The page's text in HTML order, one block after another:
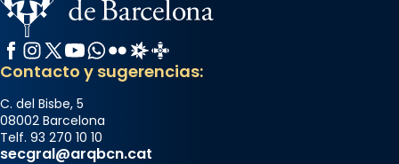
Facebook
Instagram
X / Twitter
YouTube
WhatsApp
FlickrRadio Estel
Catalunya Cristiana
Contacto y sugerencias:
C. del Bisbe, 5
08002 Barcelona
Telf. 93 270 10 10
secgral@arqbcn.cat